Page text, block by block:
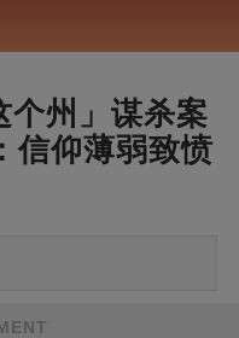
个州」谋杀案
信仰薄弱致愤